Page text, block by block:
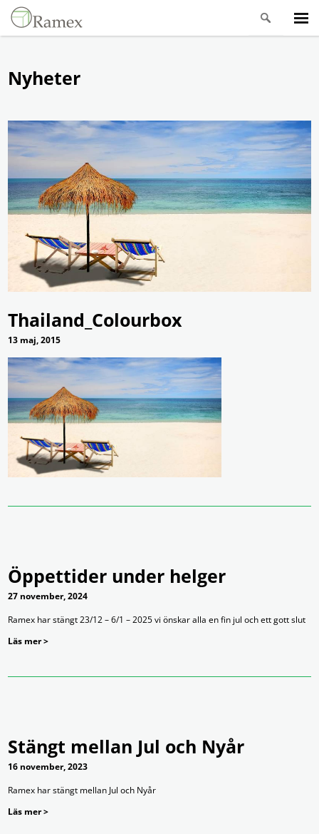
Nyheter
Thailand_Colourbox
13 maj, 2015
Öppettider under helger
27 november, 2024
Ramex har stängt 23/12 – 6/1 – 2025 vi önskar alla en fin jul och ett gott slut
Läs mer >
Stängt mellan Jul och Nyår
16 november, 2023
Ramex har stängt mellan Jul och Nyår
Läs mer >